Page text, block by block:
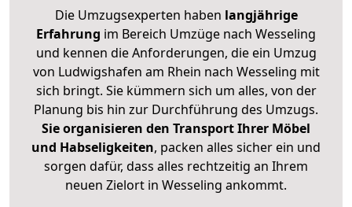
Die Umzugsexperten haben langjährige
Erfahrung im Bereich Umzüge nach Wesseling
und kennen die Anforderungen, die ein Umzug
von Ludwigshafen am Rhein nach Wesseling mit
sich bringt. Sie kümmern sich um alles, von der
Planung bis hin zur Durchführung des Umzugs.
Sie organisieren den Transport Ihrer Möbel
und Habseligkeiten, packen alles sicher ein und
sorgen dafür, dass alles rechtzeitig an Ihrem
neuen Zielort in Wesseling ankommt.